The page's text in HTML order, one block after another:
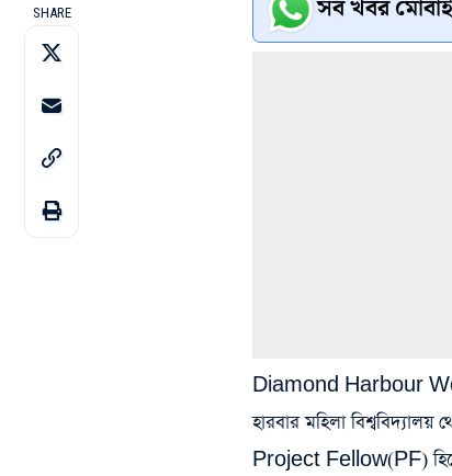
SHARE সব খবর
Diamond Harbour
হারবার মহিলা বিশ্ববিদ্যালয়
Project Fellow(PF)